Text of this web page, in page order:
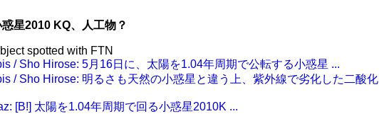
星2010 KQ、人工物？
spotted with FTN
/ Sho Hirose: 5月16日に、太陽を1.04年周期で公転する小惑星 ...
/ Sho Hirose: 明るさも天然の小惑星と違う上、紫外線で劣化した二酸化
[B!] 太陽を1.04年周期で回る小惑星2010K ...